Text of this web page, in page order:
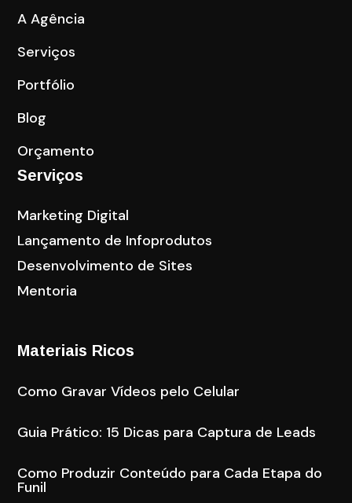
A Agência
Serviços
Portfólio
Blog
Orçamento
Serviços
Marketing Digital
Lançamento de Infoprodutos
Desenvolvimento de Sites
Mentoria
Materiais Ricos
Como Gravar Vídeos pelo Celular
Guia Prático: 15 Dicas para Captura de Leads
Como Produzir Conteúdo para Cada Etapa do
Funil